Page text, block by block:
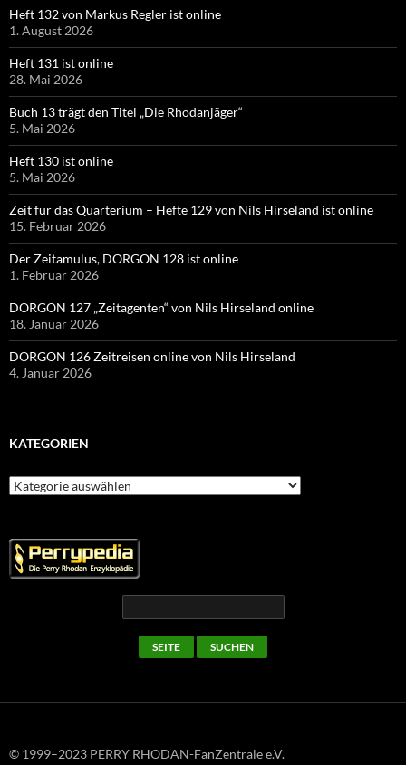
Heft 132 von Markus Regler ist online
1. August 2026
Heft 131 ist online
28. Mai 2026
Buch 13 trägt den Titel „Die Rhodanjäger“
5. Mai 2026
Heft 130 ist online
5. Mai 2026
Zeit für das Quarterium – Hefte 129 von Nils Hirseland ist online
15. Februar 2026
Der Zeitamulus, DORGON 128 ist online
1. Februar 2026
DORGON 127 „Zeitagenten“ von Nils Hirseland online
18. Januar 2026
DORGON 126 Zeitreisen online von Nils Hirseland
4. Januar 2026
KATEGORIEN
Kategorien
© 1999–2023 PERRY RHODAN-FanZentrale e.V.